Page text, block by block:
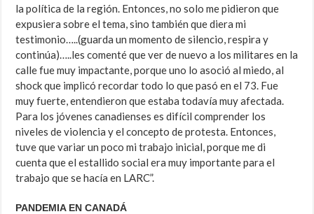
la política de la región. Entonces, no solo me pidieron que
expusiera sobre el tema, sino también que diera mi
testimonio…..(guarda un momento de silencio, respira y
continúa)…..les comenté que ver de nuevo a los militares en la
calle fue muy impactante, porque uno lo asoció al miedo, al
shock que implicó recordar todo lo que pasó en el 73. Fue
muy fuerte, entendieron que estaba todavía muy afectada.
Para los jóvenes canadienses es difícil comprender los
niveles de violencia y el concepto de protesta. Entonces,
tuve que variar un poco mi trabajo inicial, porque me di
cuenta que el estallido social era muy importante para el
trabajo que se hacía en LARC”.
PANDEMIA EN CANADÁ